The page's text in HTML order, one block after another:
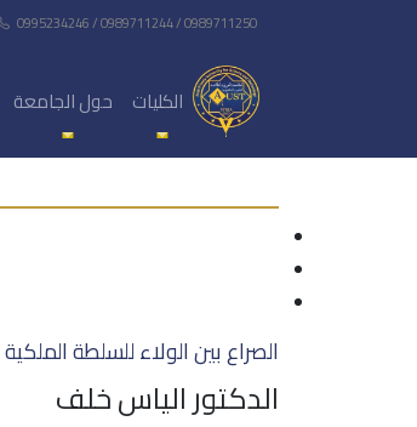
0995234246 / 0989711244 / 0989711250
الكليات حول الجامعة
الصراع بين الولاء للسلطة
الدكتور الياس خلف